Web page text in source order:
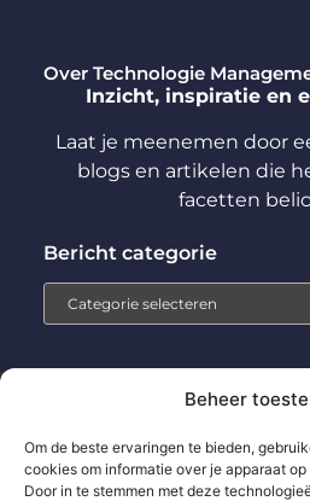
Beheer
Om de beste ervaringen te bieden,
cookies om informatie over je apparaat
Door in te stemmen met deze
Over Technologie
Inzicht, inspiratie en
Laat je meenemen door
blogs en artikelen die
facetten
Bericht categorie
Aanmelden
Cookiebeleid (EU) Ons team
Website index Uit